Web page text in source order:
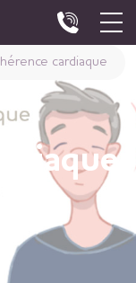
cardiaque